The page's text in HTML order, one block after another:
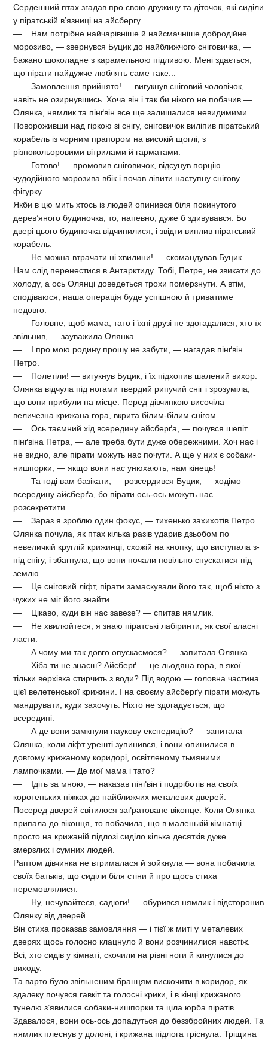
Сердешний птах згадав про свою дружину та діточок, які сиділи
у піратській в’язниці на айсбергу.
— Нам потрібне найчарівніше й найсмачніше добродійне
морозиво, — звернувся Буцик до найближчого сніговичка, —
бажано шоколадне з карамельною підливою. Мені здається,
що пірати найдужче люблять саме таке...
— Замовлення прийнято! — вигукнув сніговий чоловічок,
навіть не озирнувшись. Хоча він і так би нікого не побачив —
Олянка, нямлик та пінґвін все ще залишалися невидимими.
Повороживши над гіркою зі снігу, сніговичок виліпив піратський
корабель із чорним прапором на високій щоглі, з
різнокольоровими вітрилами й гарматами.
— Готово! — промовив сніговичок, відсунув порцію
чудодійного морозива вбік і почав ліпити наступну снігову
фігурку.
Якби в цю мить хтось із людей опинився біля покинутого
дерев’яного будиночка, то, напевно, дуже б здивувався. Бо
двері цього будиночка відчинилися, і звідти виплив піратський
корабель.
— Не можна втрачати ні хвилини! — скомандував Буцик. —
Нам слід перенестися в Антарктиду. Тобі, Петре, не звикати до
холоду, а ось Олянці доведеться трохи померзнути. А втім,
сподіваюся, наша операція буде успішною й триватиме
недовго.
— Головне, щоб мама, тато і їхні друзі не здогадалися, хто їх
звільнив, — зауважила Олянка.
— І про мою родину прошу не забути, — нагадав пінґвін
Петро.
— Полетіли! — вигукнув Буцик, і їх підхопив шалений вихор.
Олянка відчула під ногами твердий рипучий сніг і зрозуміла,
що вони прибули на місце. Перед дівчинкою височіла
величезна крижана гора, вкрита білим-білим снігом.
— Ось таємний хід всередину айсберґа, — почувся шепіт
пінґвіна Петра, — але треба бути дуже обережними. Хоч нас і
не видно, але пірати можуть нас почути. А ще у них є собаки-
нишпорки, — якщо вони нас унюхають, нам кінець!
— Та годі вам базікати, — розсердився Буцик, — ходімо
всередину айсберґа, бо пірати ось-ось можуть нас
розсекретити.
— Зараз я зроблю один фокус, — тихенько захихотів Петро.
Олянка почула, як птах кілька разів ударив дзьобом по
невеличкій круглій крижинці, схожій на кнопку, що виступала з-
під снігу, і збагнула, що вони почали повільно спускатися під
землю.
— Це сніговий ліфт, пірати замаскували його так, щоб ніхто з
чужих не міг його знайти.
— Цікаво, куди він нас завезе? — спитав нямлик.
— Не хвилюйтеся, я знаю піратські лабіринти, як свої власні
ласти.
— А чому ми так довго опускаємося? — запитала Олянка.
— Хіба ти не знаєш? Айсберґ — це льодяна гора, в якої
тільки верхівка стирчить з води? Під водою — головна частина
цієї велетенської крижини. І на своєму айсберґу пірати можуть
мандрувати, куди захочуть. Ніхто не здогадується, що
всередині.
— А де вони замкнули наукову експедицію? — запитала
Олянка, коли ліфт урешті зупинився, і вони опинилися в
довгому крижаному коридорі, освітленому тьмяними
лампочками. — Де мої мама і тато?
— Ідіть за мною, — наказав пінґвін і подріботів на своїх
коротеньких ніжках до найближчих металевих дверей.
Посеред дверей світилося заґратоване віконце. Коли Олянка
припала до віконця, то побачила, що в маленькій кімнатці
просто на крижаній підлозі сиділо кілька десятків дуже
змерзлих і сумних людей.
Раптом дівчинка не втрималася й зойкнула — вона побачила
своїх батьків, що сиділи біля стіни й про щось стиха
перемовлялися.
— Ну, нечувайтеся, садюги! — обурився нямлик і відсторонив
Олянку від дверей.
Він стиха проказав замовляння — і тієї ж миті у металевих
дверях щось голосно клацнуло й вони розчинилися навстіж.
Всі, хто сидів у кімнаті, скочили на рівні ноги й кинулися до
виходу.
Та варто було звільненим бранцям вискочити в коридор, як
здалеку почувся гавкіт та голосні крики, і в кінці крижаного
тунелю з’явилися собаки-нишпорки та ціла юрба піратів.
Здавалося, вони ось-ось допадуться до беззбройних людей. Та
нямлик плеснув у долоні, і крижана підлога тріснула. Тріщина